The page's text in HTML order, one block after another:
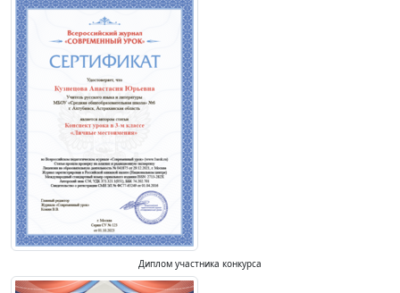
Диплом участника конкурса